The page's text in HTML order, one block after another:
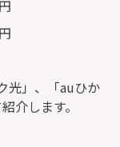
光」、「auひか
介します。